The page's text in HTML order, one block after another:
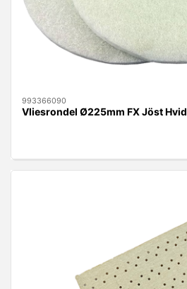
993366090
Vliesrondel Ø225mm FX Jöst Hvid